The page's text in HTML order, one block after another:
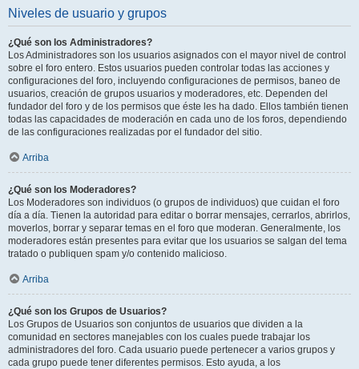
Niveles de usuario y grupos
¿Qué son los Administradores?
Los Administradores son los usuarios asignados con el mayor nivel de control
sobre el foro entero. Estos usuarios pueden controlar todas las acciones y
configuraciones del foro, incluyendo configuraciones de permisos, baneo de
usuarios, creación de grupos usuarios y moderadores, etc. Dependen del
fundador del foro y de los permisos que éste les ha dado. Ellos también tienen
todas las capacidades de moderación en cada uno de los foros, dependiendo
de las configuraciones realizadas por el fundador del sitio.
Arriba
¿Qué son los Moderadores?
Los Moderadores son individuos (o grupos de individuos) que cuidan el foro
día a día. Tienen la autoridad para editar o borrar mensajes, cerrarlos, abrirlos,
moverlos, borrar y separar temas en el foro que moderan. Generalmente, los
moderadores están presentes para evitar que los usuarios se salgan del tema
tratado o publiquen spam y/o contenido malicioso.
Arriba
¿Qué son los Grupos de Usuarios?
Los Grupos de Usuarios son conjuntos de usuarios que dividen a la
comunidad en sectores manejables con los cuales puede trabajar los
administradores del foro. Cada usuario puede pertenecer a varios grupos y
cada grupo puede tener diferentes permisos. Esto ayuda, a los